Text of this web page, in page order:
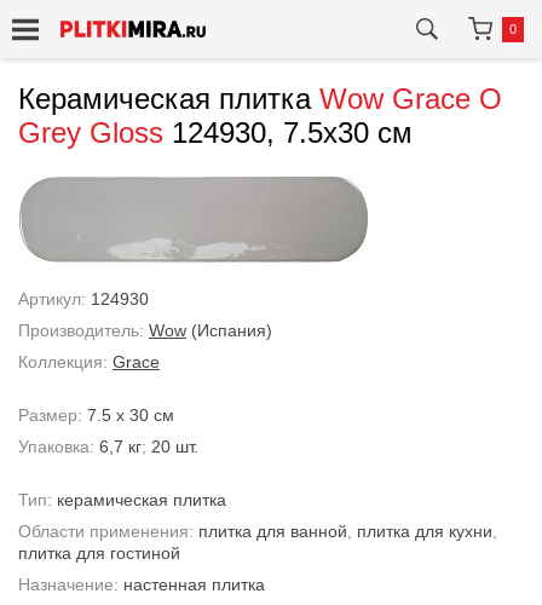
0
Керамическая плитка Wow Grace O
Grey Gloss 124930, 7.5x30 см
Артикул: 124930
Производитель: Wow (Испания)
Коллекция: Grace
Размер: 7.5 x 30 см
Упаковка: 6,7 кг; 20 шт.
Тип: керамическая плитка
Области применения: плитка для ванной плитка для кухни
плитка для гостиной
Назначение: настенная плитка